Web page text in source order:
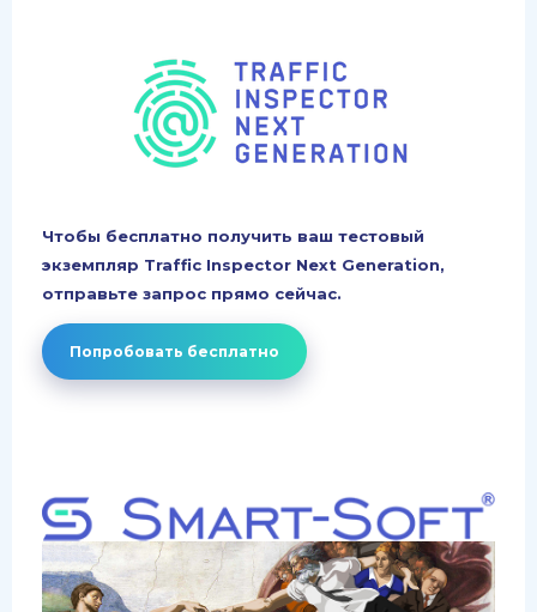
Чтобы бесплатно получить ваш тестовый
экземпляр Traffic Inspector Next Generation,
отправьте запрос прямо сейчас.
Попробовать бесплатно